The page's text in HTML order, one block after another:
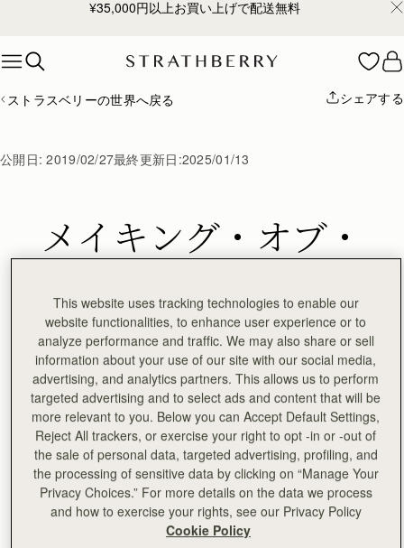
Skip to content¥35,000円以上お買い上げで配送無料
ストラスベリーの世界へ戻る シェアする
公開日:2019/02/27最終更新日:2025/01/13
メイキング・オブ・
ラナミディバッグ
新登場のバケットバッグ、「ラナ」の名前の由来はストラ
This website uses tracking technologies to enable our
website functionalities, to enhance user experience or to
analyze performance and traffic. We may also share or sell
information about your use of our site with our social media,
advertising, and analytics partners. This allows us to perform
targeted advertising and to select ads and content that will be
more relevant to you. Below you can Accept Default Settings,
Reject All trackers, or exercise your right to opt -in or -out of
the sale of personal data, targeted advertising, profiling, and
the processing of sensitive data by clicking on “Manage Your
Privacy Choices.” For more details on the data we process
and how to exercise your rights, see our Privacy Policy
Cookie Policy